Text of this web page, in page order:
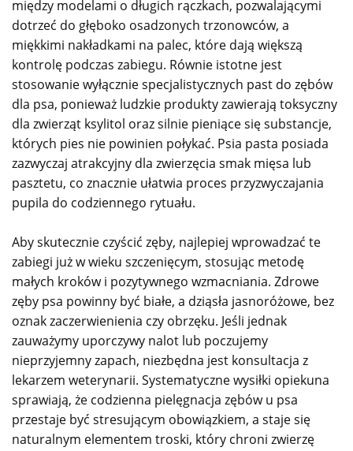
między modelami o długich rączkach, pozwalającymi
dotrzeć do głęboko osadzonych trzonowców, a
miękkimi nakładkami na palec, które dają większą
kontrolę podczas zabiegu. Równie istotne jest
stosowanie wyłącznie specjalistycznych past do zębów
dla psa, ponieważ ludzkie produkty zawierają toksyczny
dla zwierząt ksylitol oraz silnie pieniące się substancje,
których pies nie powinien połykać. Psia pasta posiada
zazwyczaj atrakcyjny dla zwierzęcia smak mięsa lub
pasztetu, co znacznie ułatwia proces przyzwyczajania
pupila do codziennego rytuału.
Aby skutecznie czyścić zęby, najlepiej wprowadzać te
zabiegi już w wieku szczenięcym, stosując metodę
małych kroków i pozytywnego wzmacniania. Zdrowe
zęby psa powinny być białe, a dziąsła jasnoróżowe, bez
oznak zaczerwienienia czy obrzęku. Jeśli jednak
zauważymy uporczywy nalot lub poczujemy
nieprzyjemny zapach, niezbędna jest konsultacja z
lekarzem weterynarii. Systematyczne wysiłki opiekuna
sprawiają, że codzienna pielęgnacja zębów u psa
przestaje być stresującym obowiązkiem, a staje się
naturalnym elementem troski, który chroni zwierzę